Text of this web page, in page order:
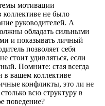
мотивации
коллективе не было
руководителей. А
обладать сильными
и показывать личный
позволяет себя
стоит удивляться, если
Помните: стая всегда
в вашем коллективе
конфликты, это ли не
всю структуру в
поведение?